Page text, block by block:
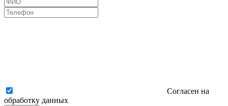
Согласен на
обработку данных